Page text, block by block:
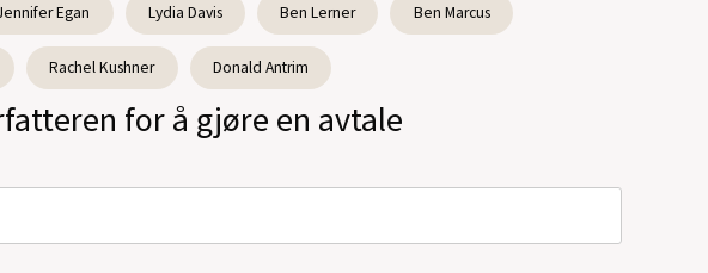
Egan Lydia Davis Ben Lerner Ben Marcus
Rachel Kushner Donald Antrim
for å gjøre en avtale